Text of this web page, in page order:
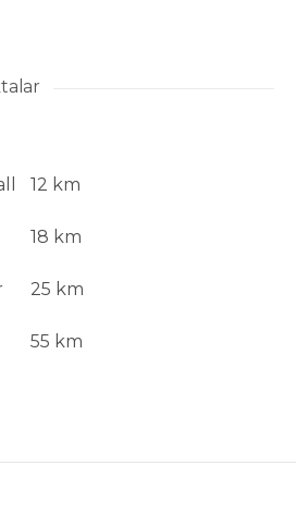
12 km
18 km
25 km
55 km